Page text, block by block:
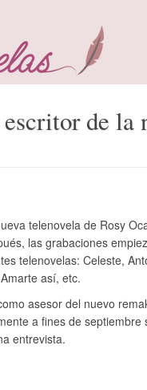
de la
telenovela de Rosy
las grabaciones
telenovelas: Celeste,
así, etc.
asesor del nuevo
a fines de
entrevista.